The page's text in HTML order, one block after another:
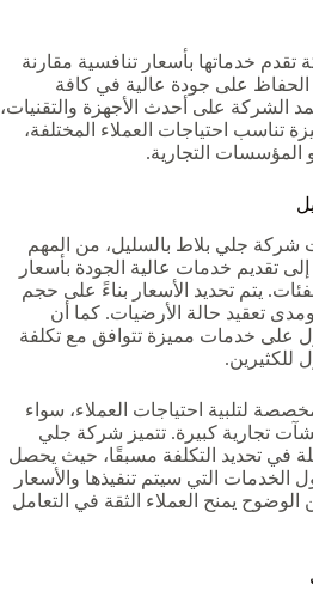
تقدم خدماتها بأسعار تنافسية مقارنة
على جودة عالية في كافة
الشركة على أحدث الأجهزة والتقنيات،
تناسب احتياجات العملاء المختلفة،
المؤسسات التجارية.
جلي بلاط بالسليل، من المهم
تقديم خدمات عالية الجودة بأسعار
يتم تحديد الأسعار بناءً على حجم
تعقيد حالة الأرضيات. كما أن
على خدمات مميزة تتوافق مع تكلفة
للكثيرين.
لتلبية احتياجات العملاء، سواء
تجارية كبيرة. تتميز شركة جلي
في تحديد التكلفة مسبقًا، حيث يحصل
الخدمات التي سيتم تنفيذها والأسعار
الوضوح يمنح العملاء الثقة في التعامل